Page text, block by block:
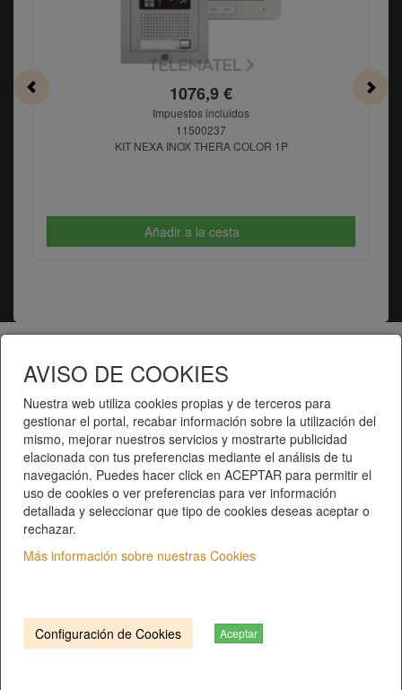
AVISO DE COOKIES
Nuestra web utiliza cookies propias y de terceros para
gestionar el portal, recabar información sobre la utilización del
mismo, mejorar nuestros servicios y mostrarte publicidad
elacionada con tus preferencias mediante el análisis de tu
navegación. Puedes hacer click en ACEPTAR para permitir el
uso de cookies o ver preferencias para ver información
detallada y seleccionar que tipo de cookies deseas aceptar o
rechazar.
Más información sobre nuestras Cookies
Configuración de Cookies Aceptar
1076,9 €
Impuestos incluidos
11500237
KIT NEXA INOX THERA COLOR 1P
Añadir a la cesta
Telematel eCommerce v14.3.31 © 2026
Telematel S.L.
Qui som?|Contacte |Privacitat|
C/ COSTABONA, 40 | 17006 Girona. Girona
T. 972 401 552 |
info@gersal.com